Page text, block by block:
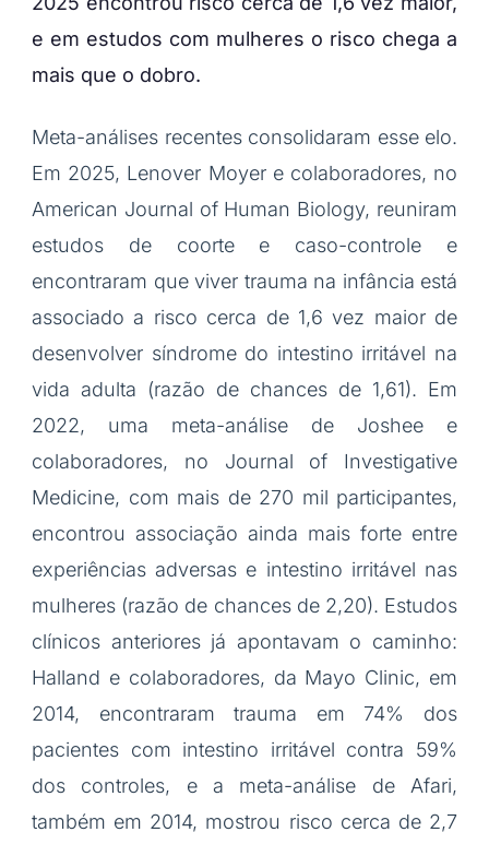
e em estudos com mulheres o risco chega a
mais que o dobro.
Meta-análises recentes consolidaram esse elo.
Em 2025, Lenover Moyer e colaboradores, no
American Journal of Human Biology, reuniram
estudos de coorte e caso-controle e
encontraram que viver trauma na infância está
associado a risco cerca de 1,6 vez maior de
desenvolver síndrome do intestino irritável na
vida adulta (razão de chances de 1,61). Em
2022, uma meta-análise de Joshee e
colaboradores, no Journal of Investigative
Medicine, com mais de 270 mil participantes,
encontrou associação ainda mais forte entre
experiências adversas e intestino irritável nas
mulheres (razão de chances de 2,20). Estudos
clínicos anteriores já apontavam o caminho:
Halland e colaboradores, da Mayo Clinic, em
2014, encontraram trauma em 74% dos
pacientes com intestino irritável contra 59%
dos controles, e a meta-análise de Afari,
também em 2014, mostrou risco cerca de 2,7